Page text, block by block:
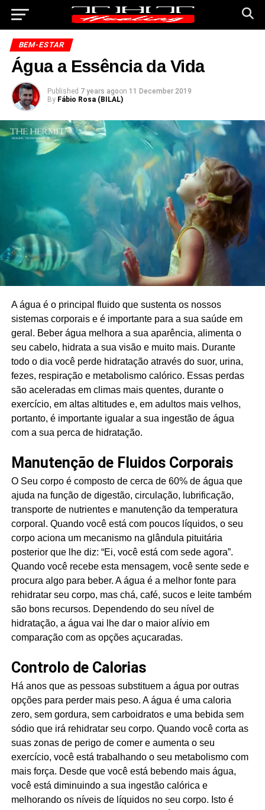
BEM-ESTAR
Água a Essência da Vida
Published 7 years agoon 11 December 2019
By Fábio Rosa (BILAL)
A água é o principal fluido que sustenta os nossos
sistemas corporais e é importante para a sua saúde em
geral. Beber água melhora a sua aparência, alimenta o
seu cabelo, hidrata a sua visão e muito mais. Durante
todo o dia você perde hidratação através do suor, urina,
fezes, respiração e metabolismo calórico. Essas perdas
são aceleradas em climas mais quentes, durante o
exercício, em altas altitudes e, em adultos mais velhos,
portanto, é importante igualar a sua ingestão de água
com a sua perca de hidratação.
Manutenção de Fluidos Corporais
O Seu corpo é composto de cerca de 60% de água que
ajuda na função de digestão, circulação, lubrificação,
transporte de nutrientes e manutenção da temperatura
corporal. Quando você está com poucos líquidos, o seu
corpo aciona um mecanismo na glândula pituitária
posterior que lhe diz: “Ei, você está com sede agora”.
Quando você recebe esta mensagem, você sente sede e
procura algo para beber. A água é a melhor fonte para
rehidratar seu corpo, mas chá, café, sucos e leite também
são bons recursos. Dependendo do seu nível de
hidratação, a água vai lhe dar o maior alívio em
comparação com as opções açucaradas.
Controlo de Calorias
Há anos que as pessoas substituem a água por outras
opções para perder mais peso. A água é uma caloria
zero, sem gordura, sem carboidratos e uma bebida sem
sódio que irá rehidratar seu corpo. Quando você corta as
suas zonas de perigo de comer e aumenta o seu
exercício, você está trabalhando o seu metabolismo com
mais força. Desde que você está bebendo mais água,
você está diminuindo a sua ingestão calórica e
melhorando os níveis de líquidos no seu corpo. Isto é